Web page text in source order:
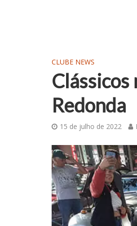
CLUBE NEWS
Clássicos
Redonda
15 de julho de 2022